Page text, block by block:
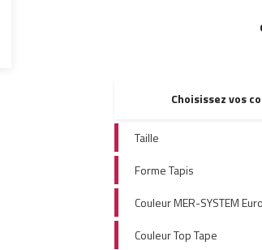
Choisissez vos
Taille
Forme Tapis
Couleur MER-SYSTEM
Couleur Top Tape